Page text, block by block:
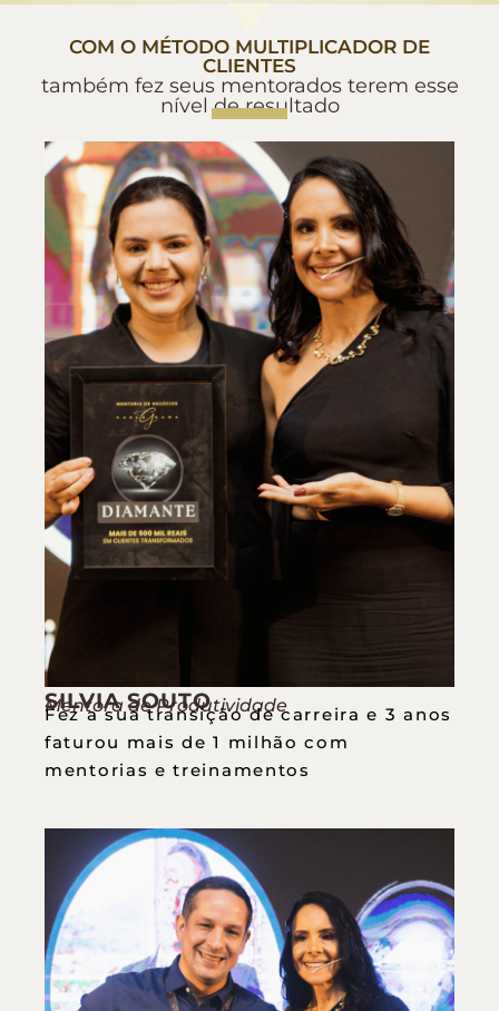
COM O MÉTODO MULTIPLICADOR DE
CLIENTES
também fez seus mentorados terem esse
nível de resultado
SILVIA SOUTO
Mentora de Produtividade
Fez a sua transição de carreira e 3 anos
faturou mais de 1 milhão com
mentorias e treinamentos